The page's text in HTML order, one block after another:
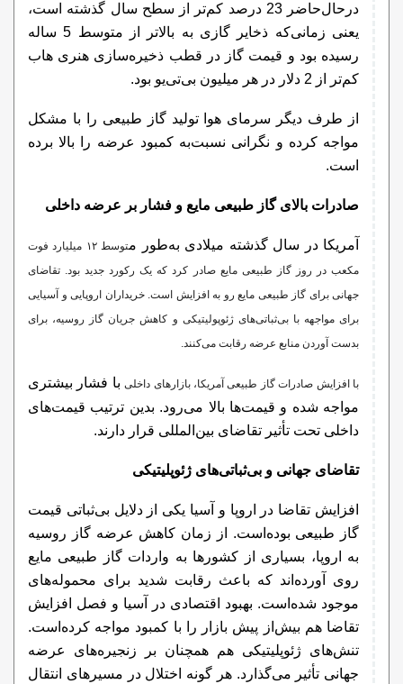
درحال‌حاضر 23 درصد کم‌تر از سطح سال گذشته است،
یعنی زمانی‌که ذخایر گازی به بالاتر از متوسط 5 ساله
رسیده بود و قیمت گاز در قطب ذخیره‌سازی هنری هاب
کم‌تر از 2 دلار در هر میلیون بی‌تی‌یو بود.
از طرف دیگر سرمای هوا تولید گاز طبیعی را با مشکل
مواجه کرده و نگرانی نسبت‌به کمبود عرضه را بالا برده
است.
صادرات بالای گاز طبیعی مایع و فشار بر عرضه داخلی
آمریکا در سال گذشته میلادی به‌طور م
توسط ۱۲ میلیارد فوت
مکعب در روز گاز طبیعی مایع صادر کرد که یک رکورد جدید بود. تقاضای
جهانی برای گاز طبیعی مایع رو به افزایش است. خریداران اروپایی و آسیایی
برای مواجهه با بی‌ثباتی‌های ژئوپولیتیکی و کاهش جریان گاز روسیه، برای
بدست آوردن منابع عرضه رقابت می‌کنند.
با افزایش صادرات گاز طبیعی آمریکا، بازارهای داخلیبا فشار بیشتری
مواجه شده و قیمت‌ها بالا می‌رود. بدین ترتیب قیمت‌های
داخلی تحت تأثیر تقاضای بین‌المللی قرار دارند.
تقاضای جهانی و بی‌ثباتی‌های ژئوپلیتیکی
افزایش تقاضا در اروپا و آسیا یکی از دلایل بی‌ثباتی قیمت
گاز طبیعی بوده‌است. از زمان کاهش عرضه گاز روسیه
به اروپا، بسیاری از کشورها به واردات گاز طبیعی مایع
روی آورده‌اند که باعث رقابت شدید برای محموله‌های
موجود شده‌است. بهبود اقتصادی در آسیا و فصل افزایش
تقاضا هم بیش‌از پیش بازار را با کمبود مواجه کرده‌است.
تنش‌های ژئوپلیتیکی هم همچنان بر زنجیره‌های عرضه
جهانی تأثیر می‌گذارد. هر گونه اختلال در مسیرهای انتقال